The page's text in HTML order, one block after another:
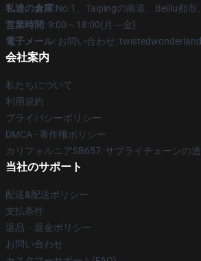
私達の倉庫:No.1、Taipingの南道、Beiliu都市
営業時間: 9:00～18:00(月～金)
電子メール: お問い合わせ:
会社案内
私たちについて
利用規約
プライバシーポリシー
DMCA - 著作権ポリシー
カリフォルニアSB657: サプライチェーンの
当社のサポート
配送&配送ポリシー
支払条件
返品・返金ポリシー
お問い合わせ